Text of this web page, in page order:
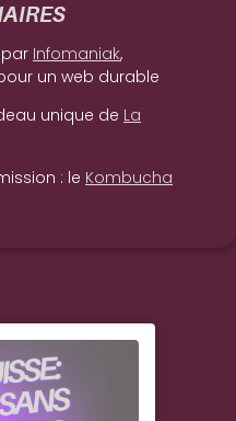
Infomaniak,
un web durable
unique de La
: le Kombucha